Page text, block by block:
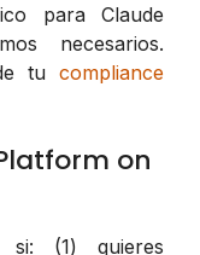
para Claude
necesarios.
tu compliance
on
si: (1) quieres